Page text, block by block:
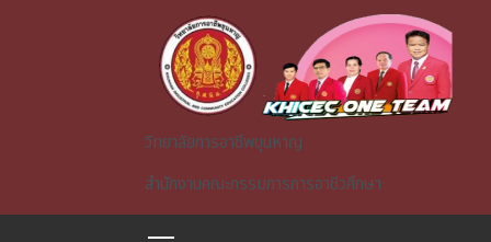
วิทยาลัยการอาชีพขุนหาญ
สำนักงานคณะกรรมการการอาชีวศึกษา